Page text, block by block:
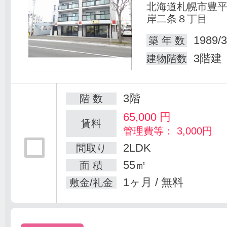
北海道札幌市豊
岸二条８丁目
築 年 数
1989/
建物階数 3階建
階 数 3階
賃料 65,000円
管理費等： 3,000円
間取り
2LDK
面 積 55㎡
敷金/礼金 1ヶ月 / 無料